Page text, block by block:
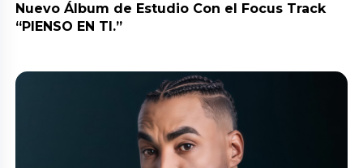
Nuevo Álbum de Estudio Con el Focus Track
“PIENSO EN TI.”